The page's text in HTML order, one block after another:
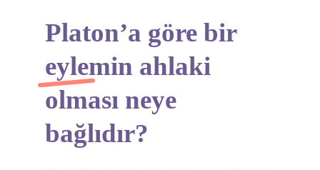
Platon’a göre bir
eylemin ahlaki
olması neye
bağlıdır?